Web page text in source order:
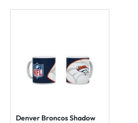
Denver Broncos Shadow